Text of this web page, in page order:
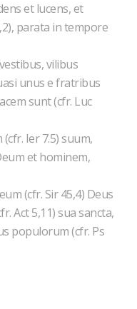
et lucens, et
parata in tempore
vilibus
unus e fratribus
sunt (cfr. Luc
Ier 7.5) suum,
et hominem,
(cfr. Sir 45,4) Deus
Act 5,11) sua sancta,
populorum (cfr. Ps